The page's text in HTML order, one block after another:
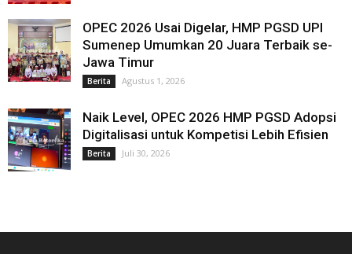
OPEC 2026 Usai Digelar, HMP PGSD UPI
Sumenep Umumkan 20 Juara Terbaik se-
Jawa Timur
Berita Agustus 1, 2026
Naik Level, OPEC 2026 HMP PGSD Adopsi
Digitalisasi untuk Kompetisi Lebih Efisien
Berita Juli 30, 2026